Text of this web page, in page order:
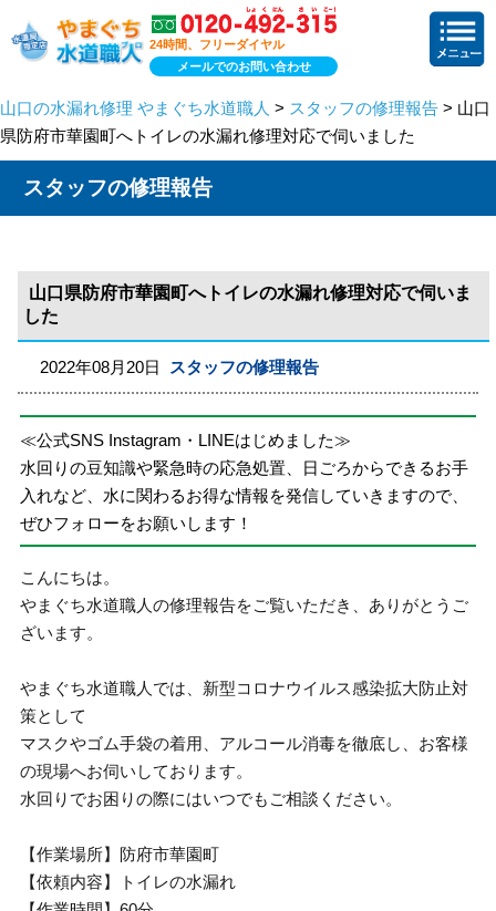
24時間、フリーダイヤル
メールでのお問い合わせ
山口の水漏れ修理 やまぐち水道職人 > スタッフの修理報告 > 山口
県防府市華園町へトイレの水漏れ修理対応で伺いました
スタッフの修理報告
山口県防府市華園町へトイレの水漏れ修理対応で伺いま
した
2022年08月20日 スタッフの修理報告
≪公式SNS Instagram・LINEはじめました≫
水回りの豆知識や緊急時の応急処置、日ごろからできるお手
入れなど、水に関わるお得な情報を発信していきますので、
ぜひフォローをお願いします！
こんにちは。
やまぐち水道職人の修理報告をご覧いただき、ありがとうご
ざいます。
やまぐち水道職人では、新型コロナウイルス感染拡大防止対
策として
マスクやゴム手袋の着用、アルコール消毒を徹底し、お客様
の現場へお伺いしております。
水回りでお困りの際にはいつでもご相談ください。
【作業場所】防府市華園町
【依頼内容】トイレの水漏れ